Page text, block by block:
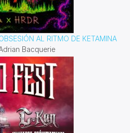
AL RITMO DE KETAMINA
Bacquerie